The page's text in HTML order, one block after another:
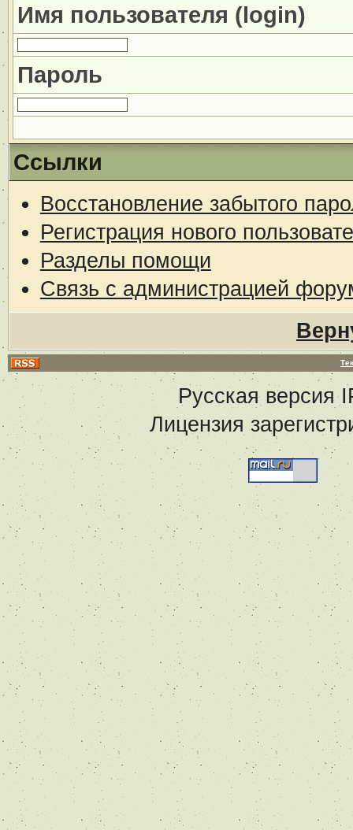
Имя пользователя (login)
Пароль
Ссылки
Восстановление забытого
Регистрация нового
Разделы помощи
Связь с администрацией
Русская версия
Лицензия